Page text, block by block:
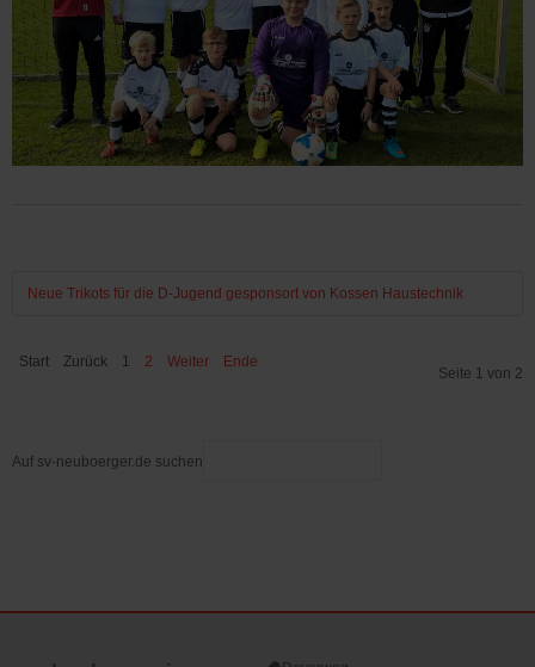
Neue Trikots für die D-Jugend gesponsort von Kossen Haustechnik
Seite 1 von 2
Start Zurück 1 2 Weiter Ende
Auf sv-neuboerger.de suchen